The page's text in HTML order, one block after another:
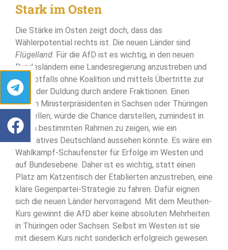
Stark im Osten
Die Stärke im Osten zeigt doch, dass das
Wählerpotential rechts ist. Die neuen Länder sind
Flügelland . Für die AfD ist es wichtig, in den neuen
Bundesländern eine Landesregierung anzustreben und
das notfalls ohne Koalition und mittels Übertritte zur
AfD oder Duldung durch andere Fraktionen. Einen
ersten Ministerpräsidenten in Sachsen oder Thüringen
zu stellen, würde die Chance darstellen, zumindest in
einem bestimmten Rahmen zu zeigen, wie ein
alternatives Deutschland aussehen könnte. Es wäre ein
Wahlkampf-Schaufenster für Erfolge im Westen und
auf Bundesebene. Daher ist es wichtig, statt einen
Platz am Katzentisch der Etablierten anzustreben, eine
klare Gegenpartei-Strategie zu fahren. Dafür eignen
sich die neuen Länder hervorragend. Mit dem Meuthen-
Kurs gewinnt die AfD aber keine absoluten Mehrheiten
in Thüringen oder Sachsen. Selbst im Westen ist sie
mit diesem Kurs nicht sonderlich erfolgreich gewesen.